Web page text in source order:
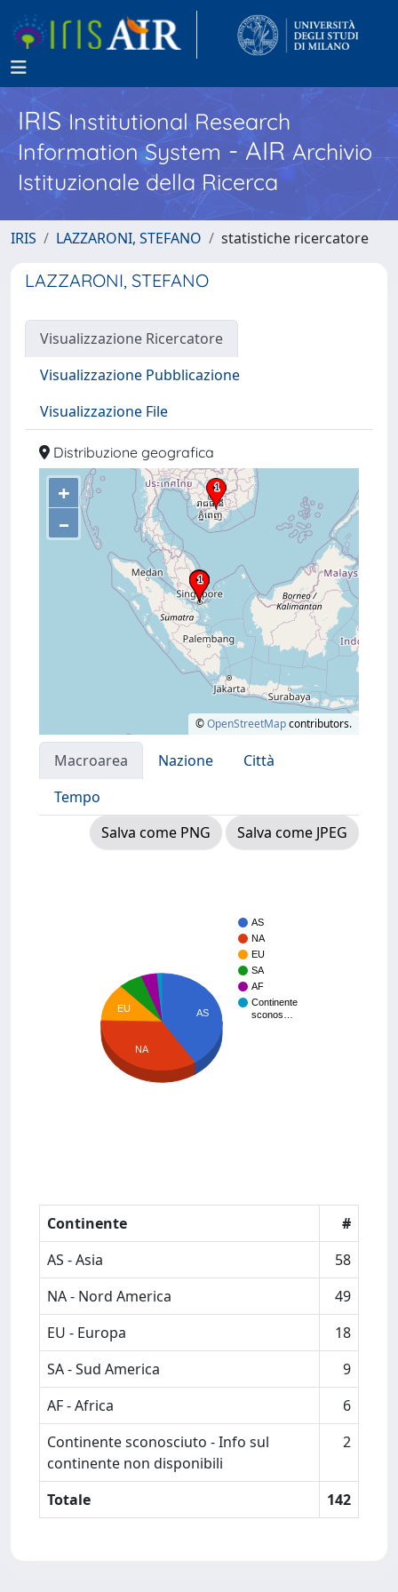
IRISInstitutional Research
Information System - AIR Archivio
Istituzionale della Ricerca
IRIS LAZZARONI, STEFANO statistiche ricercatore
LAZZARONI, STEFANO
Visualizzazione Ricercatore
Visualizzazione Pubblicazione
Visualizzazione File
Distribuzione geografica
+
–
©OpenStreetMapcontributors.
Macroarea Nazione
Città
Tempo
Salva come PNG
Salva come JPEG
AS
NA
EU
SA
AF
Continente
sconos…
AS
EU
NA
Continente
#
AS - Asia
58
NA - Nord America
49
EU - Europa
18
SA - Sud America
9
AF - Africa
6
Continente sconosciuto - Info sul
continente non disponibili
2
Totale 142